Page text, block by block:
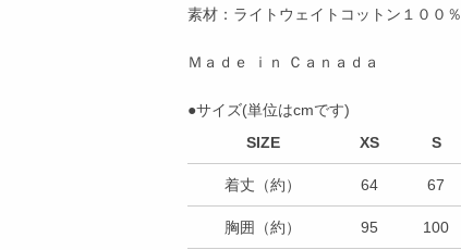
素材：ライトウェイトコットン１００％
Ｍａｄｅ ｉｎ Ｃａｎａｄａ
●サイズ(単位はcmです)
SIZE
XS S
着丈（約） 64 67
胸囲（約） 95 100